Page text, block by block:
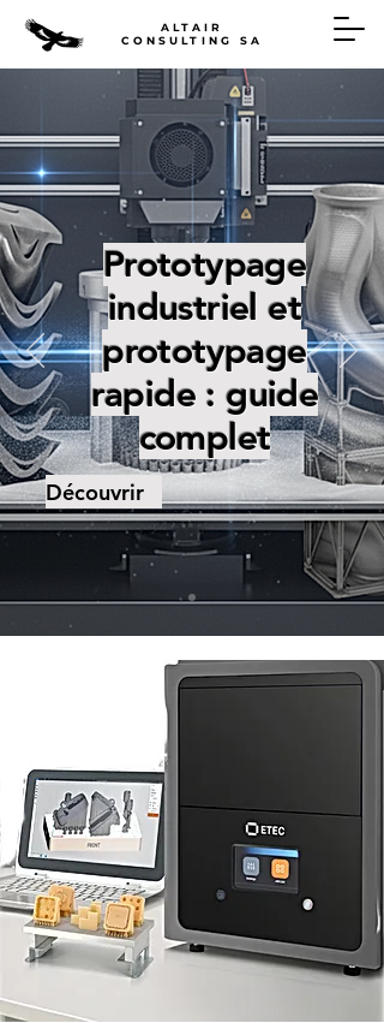
ALTAIR
CONSULTING SA
Prototypage
industriel et
prototypage
rapide : guide
complet
Découvrir